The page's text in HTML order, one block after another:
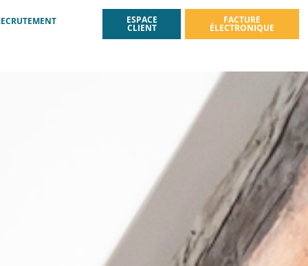
ESPACE
CLIENT
FACTURE
ÉLECTRONIQUE